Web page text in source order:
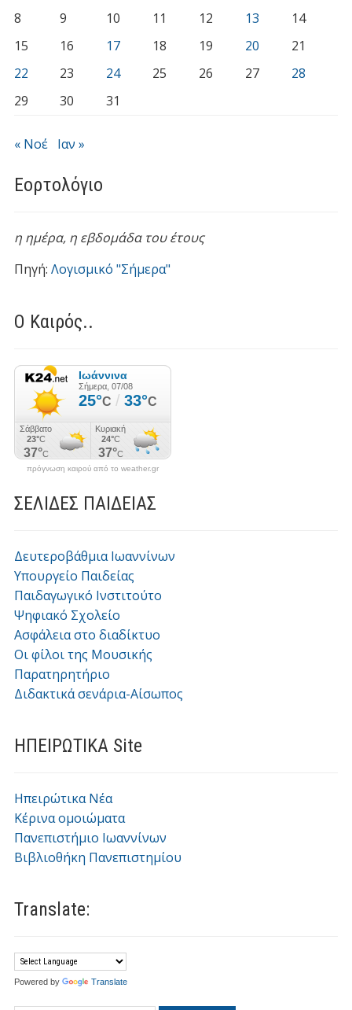
8 9 10 11 12 13
14
15
16 17 18 19 20
21
22
23 24 25 26 27
28
29
30 31
« Νοέ Ιαν »
Εορτολόγιο
η ημέρα, η εβδομάδα του έτους
Πηγή: Λογισμικό "Σήμερα"
Ο Καιρός..
πρόγνωση καιρού από το weather.gr
ΣΕΛΙΔΕΣ ΠΑΙΔΕΙΑΣ
Δευτεροβάθμια Ιωαννίνων
Υπουργείο Παιδείας
Παιδαγωγικό Ινστιτούτο
Ψηφιακό Σχολείο
Ασφάλεια στο διαδίκτυο
Οι φίλοι της Μουσικής
Παρατηρητήριο
Διδακτικά σενάρια-Αίσωπος
ΗΠΕΙΡΩΤΙΚΑ Site
Ηπειρώτικα Νέα
Κέρινα ομοιώματα
Πανεπιστήμιο Ιωαννίνων
Βιβλιοθήκη Πανεπιστημίου
Translate:
Powered by Translate